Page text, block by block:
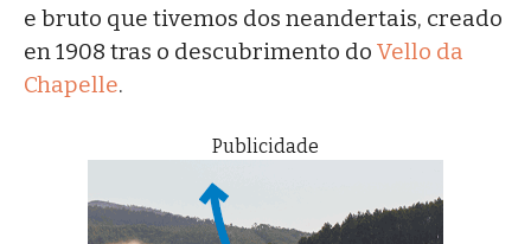
e bruto que tivemos dos neandertais, creado
en 1908 tras o descubrimento do Vello da
Chapelle.
Publicidade